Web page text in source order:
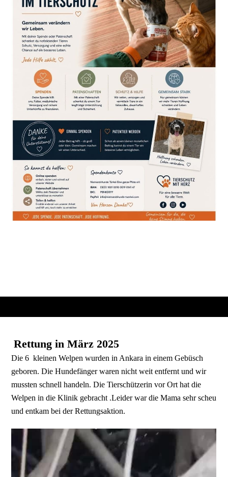
Rettung in März 2025
Die 6 kleinen Welpen wurden in Ankara in einem Gebüsch
geboren. Die Hundefänger waren nicht weit entfernt und wir
mussten schnell handeln. Die Tierschützerin vor Ort hat die
Welpen in die Klinik gebracht .Leider war die Mama sehr scheu
und entkam bei der Rettungsaktion.